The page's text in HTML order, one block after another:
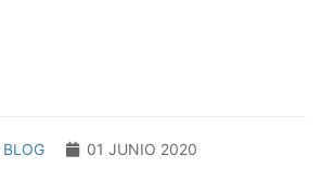
BLOG
01 JUNIO 2020